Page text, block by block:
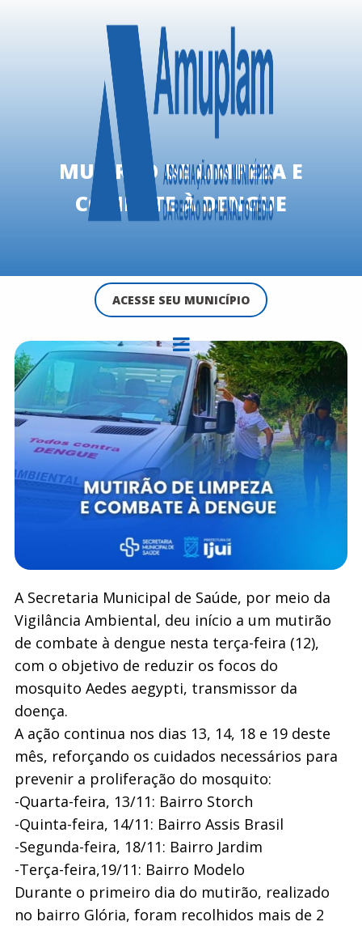
ACESSE SEU MUNICÍPIO
MUTIRÃO DE LIMPEZA E
COMBATE À DENGUE
A Secretaria Municipal de Saúde, por meio da
Vigilância Ambiental, deu início a um mutirão
de combate à dengue nesta terça-feira (12),
com o objetivo de reduzir os focos do
mosquito Aedes aegypti, transmissor da
doença.
A ação continua nos dias 13, 14, 18 e 19 deste
mês, reforçando os cuidados necessários para
prevenir a proliferação do mosquito:
-Quarta-feira, 13/11: Bairro Storch
-Quinta-feira, 14/11: Bairro Assis Brasil
-Segunda-feira, 18/11: Bairro Jardim
-Terça-feira,19/11: Bairro Modelo
Durante o primeiro dia do mutirão, realizado
no bairro Glória, foram recolhidos mais de 2